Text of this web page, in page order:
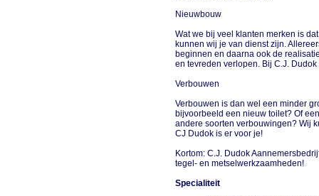
Nieuwbouw
Wat we bij veel klanten merken is
kunnen wij je van dienst zijn.
beginnen en daarna ook de
en tevreden verlopen. Bij C.J.
Verbouwen
Verbouwen is dan wel een minder
bijvoorbeeld een nieuw toilet? Of
andere soorten verbouwingen? Wij
CJ Dudok is er voor je!
Kortom: C.J. Dudok
tegel- en metselwerkzaamheden!
Specialiteit